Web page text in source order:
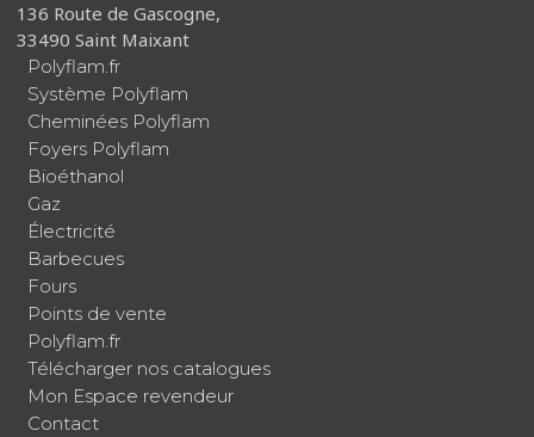
136 Route de Gascogne,
33490 Saint Maixant
Polyflam.fr
Système Polyflam
Cheminées Polyflam
Foyers Polyflam
Bioéthanol
Gaz
Électricité
Barbecues
Fours
Points de vente
Polyflam.fr
Télécharger nos catalogues
Mon Espace revendeur
Contact